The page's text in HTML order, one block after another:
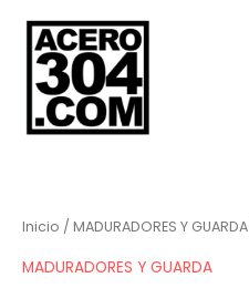
contenido
Inicio / MADURADORES Y GUARDA
MADURADORES Y GUARDA